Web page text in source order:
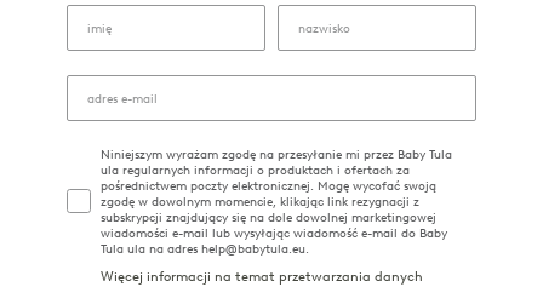
Niniejszym wyrażam zgodę na przesyłanie mi przez Baby Tula
ula regularnych informacji o produktach i ofertach za
pośrednictwem poczty elektronicznej. Mogę wycofać swoją
zgodę w dowolnym momencie, klikając link rezygnacji z
subskrypcji znajdujący się na dole dowolnej marketingowej
wiadomości e-mail lub wysyłając wiadomość e-mail do Baby
Tula ula na adres help@babytula.eu.
Więcej informacji na temat przetwarzania danych